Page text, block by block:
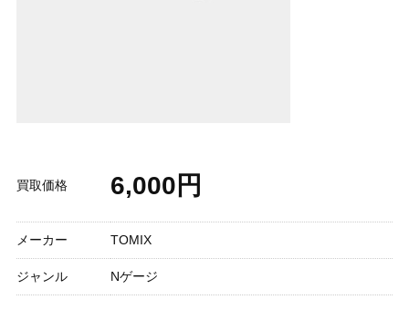
買取価格 6,000円
メーカー TOMIX
ジャンル Nゲージ